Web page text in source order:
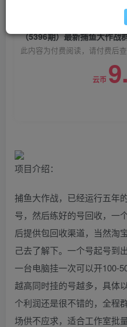
此内容为付费阅读，请付费后
云币
项目介绍：
捕鱼大作战，已经运行五年
号，然后练好的号回收，一
后提供包回收渠道，当然淘
己去了解下。一个号起号到
一台电脑挂一次可以开100-
越高同时挂的号越多，具体
个利润还是很不错的，全程
场供不应求，适合工作室批